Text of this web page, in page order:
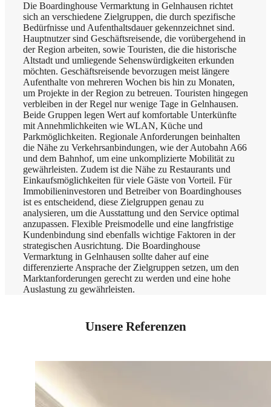
Die Boardinghouse Vermarktung in Gelnhausen richtet
sich an verschiedene Zielgruppen, die durch spezifische
Bedürfnisse und Aufenthaltsdauer gekennzeichnet sind.
Hauptnutzer sind Geschäftsreisende, die vorübergehend in
der Region arbeiten, sowie Touristen, die die historische
Altstadt und umliegende Sehenswürdigkeiten erkunden
möchten. Geschäftsreisende bevorzugen meist längere
Aufenthalte von mehreren Wochen bis hin zu Monaten,
um Projekte in der Region zu betreuen. Touristen hingegen
verbleiben in der Regel nur wenige Tage in Gelnhausen.
Beide Gruppen legen Wert auf komfortable Unterkünfte
mit Annehmlichkeiten wie WLAN, Küche und
Parkmöglichkeiten. Regionale Anforderungen beinhalten
die Nähe zu Verkehrsanbindungen, wie der Autobahn A66
und dem Bahnhof, um eine unkomplizierte Mobilität zu
gewährleisten. Zudem ist die Nähe zu Restaurants und
Einkaufsmöglichkeiten für viele Gäste von Vorteil. Für
Immobilieninvestoren und Betreiber von Boardinghouses
ist es entscheidend, diese Zielgruppen genau zu
analysieren, um die Ausstattung und den Service optimal
anzupassen. Flexible Preismodelle und eine langfristige
Kundenbindung sind ebenfalls wichtige Faktoren in der
strategischen Ausrichtung. Die Boardinghouse
Vermarktung in Gelnhausen sollte daher auf eine
differenzierte Ansprache der Zielgruppen setzen, um den
Marktanforderungen gerecht zu werden und eine hohe
Auslastung zu gewährleisten.
Unsere Referenzen